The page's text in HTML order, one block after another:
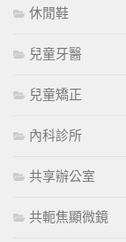
休閒鞋
兒童牙醫
兒童矯正
內科診所
共享辦公室
共軛焦顯微鏡